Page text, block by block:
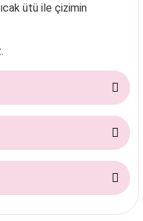
ütü ile çizimin
ve diğer